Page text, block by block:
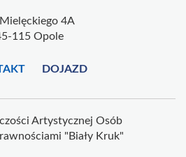
4A
115 Opole
DOJAZD
Artystycznej Osób
"Biały Kruk"